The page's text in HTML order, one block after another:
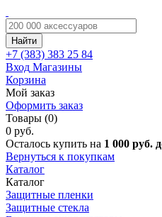
Найти
+7 (383) 383 25 84
Вход Магазины
Корзина
Мой заказ
Оформить заказ
Товары (0)
0 руб.
Осталось купить на 1 000 руб.
Вернуться к покупкам
Каталог
Каталог
Защитные пленки
Защитные стекла